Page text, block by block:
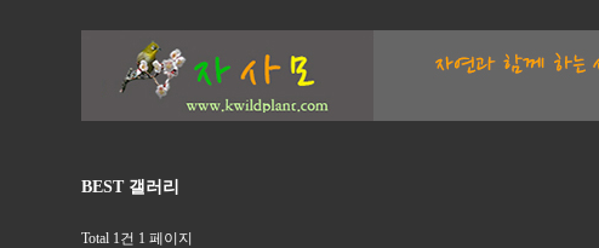
BEST 갤러리
Total 1건 1 페이지